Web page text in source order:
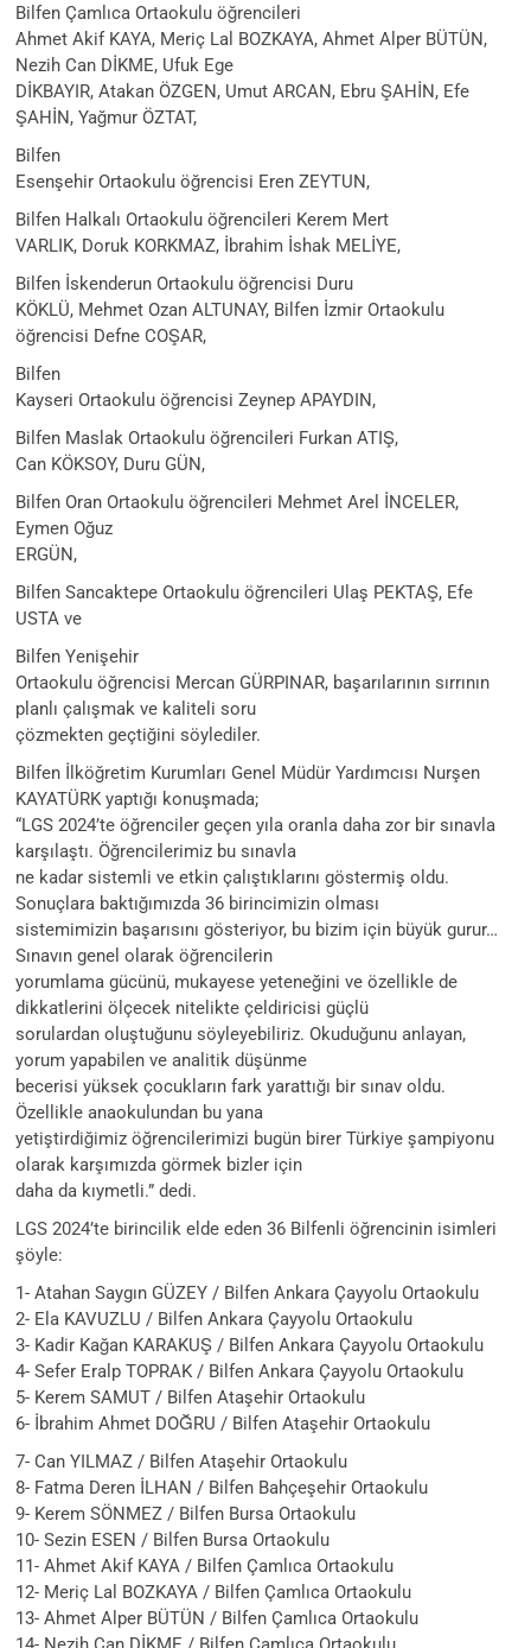
Bilfen Çamlıca Ortaokulu öğrencileri
Ahmet Akif KAYA, Meriç Lal BOZKAYA, Ahmet Alper BÜTÜN,
Nezih Can DİKME, Ufuk Ege
DİKBAYIR, Atakan ÖZGEN, Umut ARCAN, Ebru ŞAHİN, Efe
ŞAHİN, Yağmur ÖZTAT,
Bilfen
Esenşehir Ortaokulu öğrencisi Eren ZEYTUN,
Bilfen Halkalı Ortaokulu öğrencileri Kerem Mert
VARLIK, Doruk KORKMAZ, İbrahim İshak MELİYE,
Bilfen İskenderun Ortaokulu öğrencisi Duru
KÖKLÜ, Mehmet Ozan ALTUNAY, Bilfen İzmir Ortaokulu
öğrencisi Defne COŞAR,
Bilfen
Kayseri Ortaokulu öğrencisi Zeynep APAYDIN,
Bilfen Maslak Ortaokulu öğrencileri Furkan ATIŞ,
Can KÖKSOY, Duru GÜN,
Bilfen Oran Ortaokulu öğrencileri Mehmet Arel İNCELER,
Eymen Oğuz
ERGÜN,
Bilfen Sancaktepe Ortaokulu öğrencileri Ulaş PEKTAŞ, Efe
USTA ve
Bilfen Yenişehir
Ortaokulu öğrencisi Mercan GÜRPINAR, başarılarının sırrının
planlı çalışmak ve kaliteli soru
çözmekten geçtiğini söylediler.
Bilfen İlköğretim Kurumları Genel Müdür Yardımcısı Nurşen
KAYATÜRK yaptığı konuşmada;
“LGS 2024’te öğrenciler geçen yıla oranla daha zor bir sınavla
karşılaştı. Öğrencilerimiz bu sınavla
ne kadar sistemli ve etkin çalıştıklarını göstermiş oldu.
Sonuçlara baktığımızda 36 birincimizin olması
sistemimizin başarısını gösteriyor, bu bizim için büyük gurur…
Sınavın genel olarak öğrencilerin
yorumlama gücünü, mukayese yeteneğini ve özellikle de
dikkatlerini ölçecek nitelikte çeldiricisi güçlü
sorulardan oluştuğunu söyleyebiliriz. Okuduğunu anlayan,
yorum yapabilen ve analitik düşünme
becerisi yüksek çocukların fark yarattığı bir sınav oldu.
Özellikle anaokulundan bu yana
yetiştirdiğimiz öğrencilerimizi bugün birer Türkiye şampiyonu
olarak karşımızda görmek bizler için
daha da kıymetli.” dedi.
LGS 2024’te birincilik elde eden 36 Bilfenli öğrencinin isimleri
şöyle:
1- Atahan Saygın GÜZEY / Bilfen Ankara Çayyolu Ortaokulu
2- Ela KAVUZLU / Bilfen Ankara Çayyolu Ortaokulu
3- Kadir Kağan KARAKUŞ / Bilfen Ankara Çayyolu Ortaokulu
4- Sefer Eralp TOPRAK / Bilfen Ankara Çayyolu Ortaokulu
5- Kerem SAMUT / Bilfen Ataşehir Ortaokulu
6- İbrahim Ahmet DOĞRU / Bilfen Ataşehir Ortaokulu
7- Can YILMAZ / Bilfen Ataşehir Ortaokulu
8- Fatma Deren İLHAN / Bilfen Bahçeşehir Ortaokulu
9- Kerem SÖNMEZ / Bilfen Bursa Ortaokulu
10- Sezin ESEN / Bilfen Bursa Ortaokulu
11- Ahmet Akif KAYA / Bilfen Çamlıca Ortaokulu
12- Meriç Lal BOZKAYA / Bilfen Çamlıca Ortaokulu
13- Ahmet Alper BÜTÜN / Bilfen Çamlıca Ortaokulu